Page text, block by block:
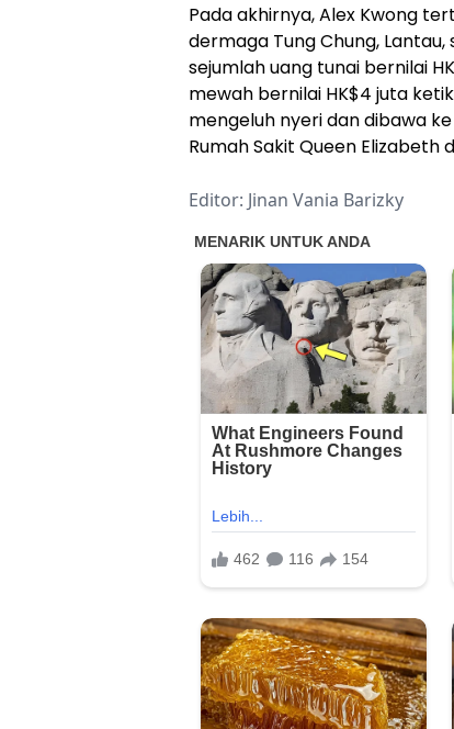
Pada akhirnya, Alex Kwong
dermaga Tung Chung,
sejumlah uang tunai bernilai
mewah bernilai HK$4 juta
mengeluh nyeri dan dibawa
Rumah Sakit Queen Elizabeth
Editor: Jinan Vania Barizky